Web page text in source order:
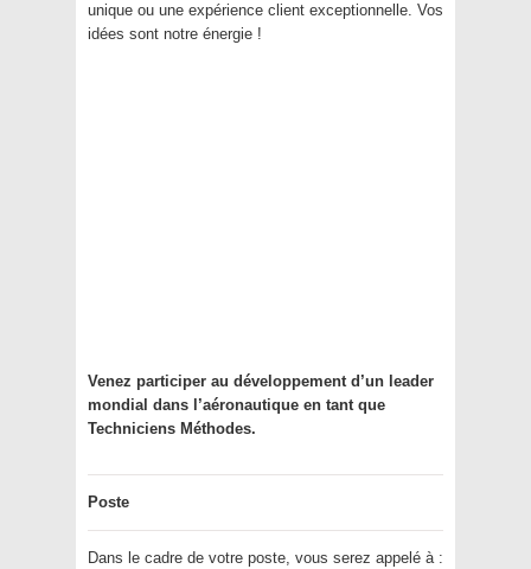
unique ou une expérience client exceptionnelle. Vos
idées sont notre énergie !
Venez participer au développement d’un leader
mondial dans l’aéronautique en tant que
Techniciens Méthodes.
Poste
Dans le cadre de votre poste, vous serez appelé à :